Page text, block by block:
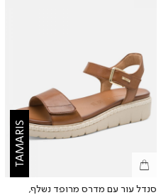
TAMARIS
סנדל עור עם מדרס מרופד נשלף,